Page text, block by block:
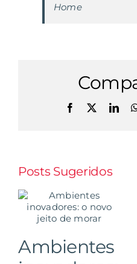
Home
Facebook
Posts Sugeridos
Ambientes